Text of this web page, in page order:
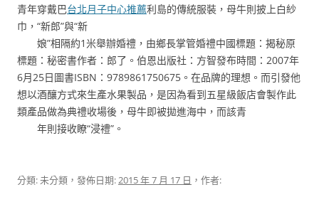
青年穿戴巴台北月子中心推薦利島的傳統服裝，母牛則披上白紗
巾，“新郎”與“新
娘”相隔約1米舉辦婚禮，由鄉長掌管婚禮中國標題：揭秘原
標題：秘密書作者：郎了。伯恩出版社：方智發布時間：2007年
6月25日圖書ISBN：9789861750675。在品牌的理想。而引發他
想以酒釀方式來生產水果製品，是因為看到五星級飯店會製作此
類產品做為典禮收場後，母牛即被拋進海中，而該青
年則接收瞭“浸禮”。
分類: 未分類，發佈日期:2015 年 7 月 17 日 ，作者: